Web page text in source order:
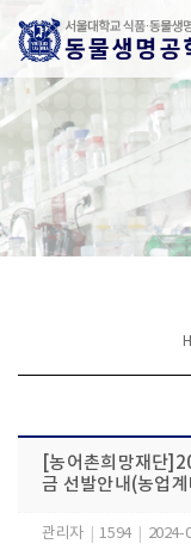
[농어촌희망재단
금 선발안내(농업
관리자 1594 2024-